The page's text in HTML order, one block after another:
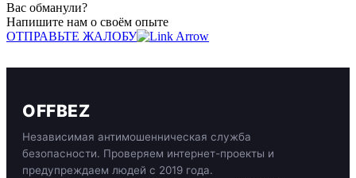
Вас обманули?
Напишите нам о своём опыте
ОТПРАВЬТЕ ЖАЛОБУ
OFFBEZ
Независимая антимошенническая служба
безопасности. Проверяем интернет-проекты и
предупреждаем людей с 2019 года.